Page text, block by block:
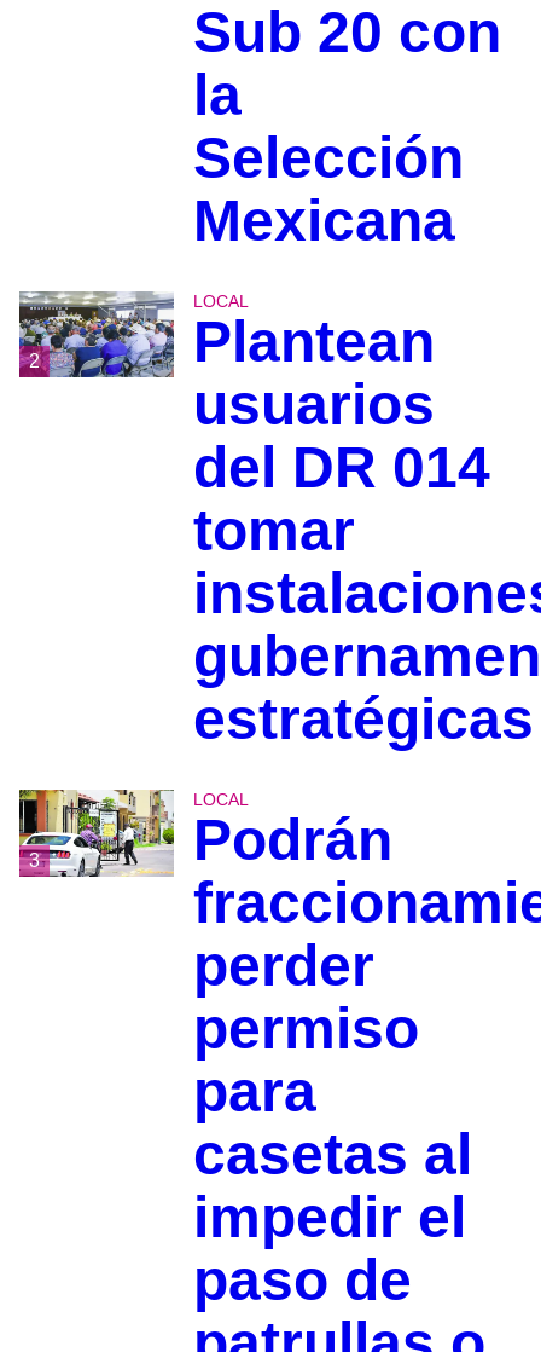
Sub 20 con
la
Selección
Mexicana
2
LOCAL
Plantean
usuarios
del DR 014
tomar
estratégicas
3
LOCAL
Podrán
perder
permiso
para
casetas al
impedir el
paso de